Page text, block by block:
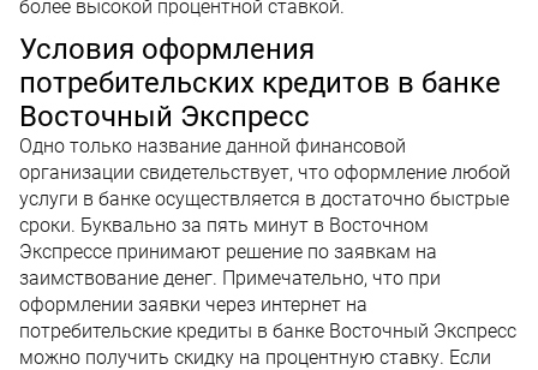
более высокой процентной ставкой.
Условия оформления
потребительских кредитов в банке
Восточный Экспресс
Одно только название данной финансовой
организации свидетельствует, что оформление любой
услуги в банке осуществляется в достаточно быстрые
сроки. Буквально за пять минут в Восточном
Экспрессе принимают решение по заявкам на
заимствование денег. Примечательно, что при
оформлении заявки через интернет на
потребительские кредиты в банке Восточный Экспресс
можно получить скидку на процентную ставку. Если